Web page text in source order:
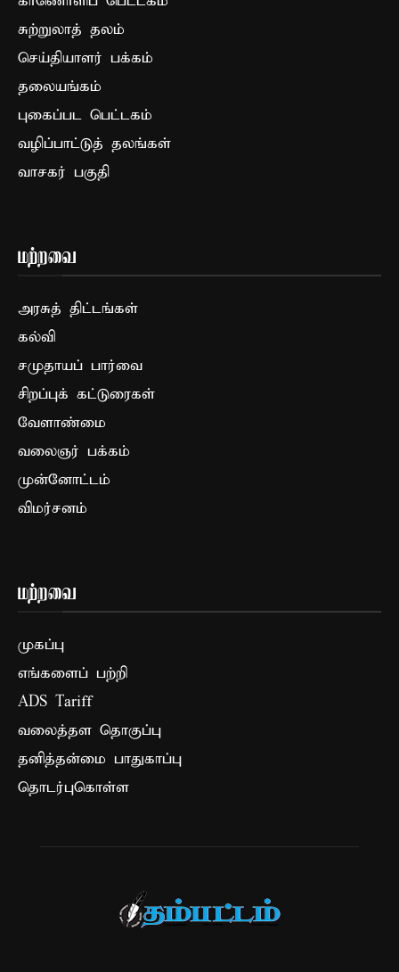
சுற்றுலாத் தலம்
செய்தியாளர் பக்கம்
தலையங்கம்
புகைப்பட பெட்டகம்
வழிப்பாட்டுத் தலங்கள்
வாசகர் பகுதி
மற்றவை
அரசுத் திட்டங்கள்
கல்வி
சமுதாயப் பார்வை
சிறப்புக் கட்டுரைகள்
வேளாண்மை
வலைஞர் பக்கம்
முன்னோட்டம்
விமர்சனம்
மற்றவை
முகப்பு
எங்களைப் பற்றி
ADS Tariff
வலைத்தள தொகுப்பு
தனித்தன்மை பாதுகாப்பு
தொடர்புகொள்ள